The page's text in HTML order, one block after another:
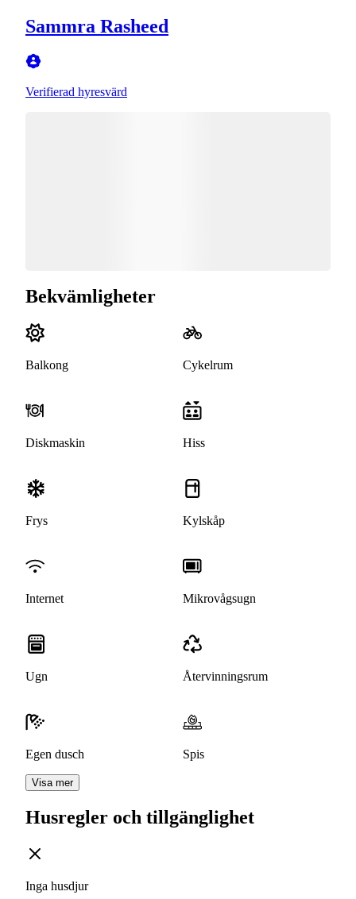
Sammra Rasheed
Verifierad hyresvärd
Bekvämligheter
Balkong Cykelrum
Diskmaskin Hiss
Frys Kylskåp
Internet Mikrovågsugn
Ugn Återvinningsrum
Egen dusch Spis
Visa mer
Husregler och tillgänglighet
Inga husdjur